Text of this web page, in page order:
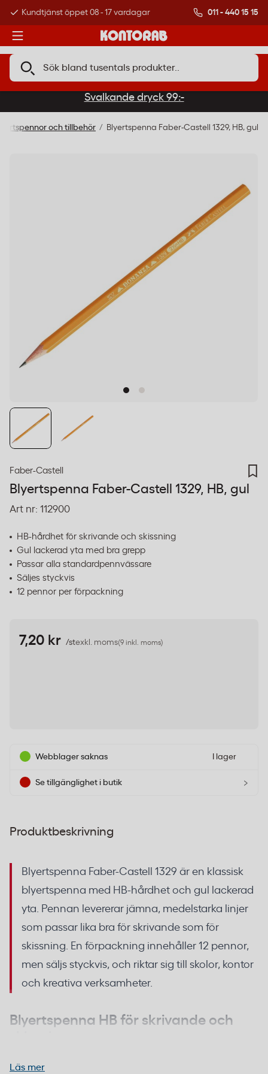
Kundtjänst öppet 08 - 17 vardagar Över 500 000
011 - 440 15 15
Svalkande dryck 99:-
och tillbehör Blyertspenna Faber-Castell 1329, HB, gul
Faber-Castell
Blyertspenna Faber-Castell 1329, HB, gul
Art nr: 112900
HB-hårdhet för skrivande och skissning
Gul lackerad yta med bra grepp
Passar alla standardpennvässare
Säljes styckvis
12 pennor per förpackning
7,20 kr /stexkl. moms(9 inkl. moms)
Webblager saknas I lager
Se tillgänglighet i butik ›
Produktbeskrivning
Blyertspenna Faber-Castell 1329 är en klassisk
blyertspenna med HB-hårdhet och gul lackerad
yta. Pennan levererar jämna, medelstarka linjer
som passar lika bra för skrivande som för
skissning. En förpackning innehåller 12 pennor,
men säljs styckvis, och riktar sig till skolor, kontor
och kreativa verksamheter.
Blyertspenna HB för skrivande och
HB-graderingen innebär en balans mellan hårdhet
Läs mer